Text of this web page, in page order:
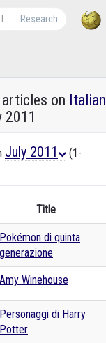
Research
on Italian
2011
July 2011
(1-
Title
Pokémon di quinta
generazione
Amy Winehouse
Personaggi di Harry
Potter